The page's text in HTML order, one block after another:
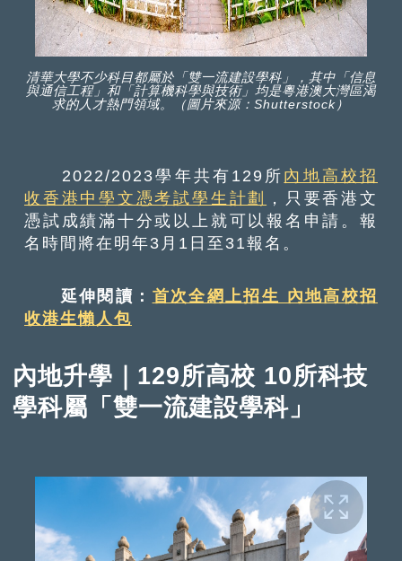
清華大學不少科目都屬於「雙一流建設學科」，其中「信息
與通信工程」和「計算機科學與技術」均是粵港澳大灣區渴
求的人才熱門領域。（圖片來源：Shutterstock）
2022/2023學年共有129所內地高校招
收香港中學文憑考試學生計劃 ，只要香港文
憑試成績滿十分或以上就可以報名申請。報
名時間將在明年3月1日至31報名。
延伸閱讀： 首次全網上招生 內地高校招
收港生懶人包
內地升學｜129所高校 10所科技
學科屬「雙一流建設學科」